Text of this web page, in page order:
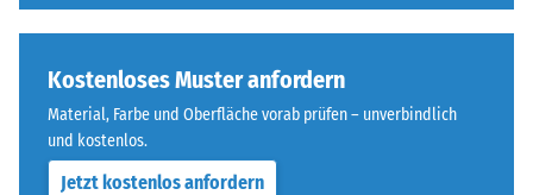
Kostenloses Muster anfordern
Material, Farbe und Oberfläche vorab prüfen – unverbindlich
und kostenlos.
Jetzt kostenlos anfordern